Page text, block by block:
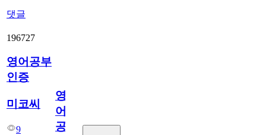
댓글
196727
영어공부
인증
미코씨
9
영
어
공